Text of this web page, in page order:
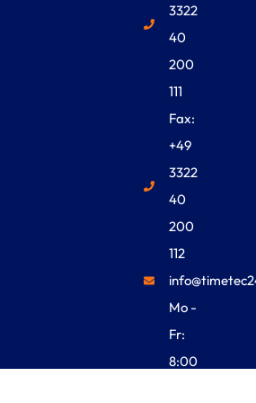
3322
40
200
111
Fax:
+49
3322
40
200
112
Mo -
Fr:
8:00